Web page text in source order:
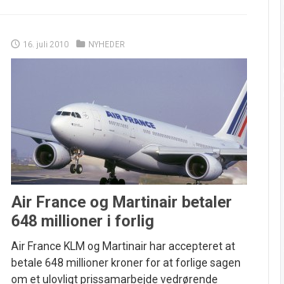
16. juli 2010 NYHEDER
Air France og Martinair betaler
648 millioner i forlig
Air France KLM og Martinair har accepteret at
betale 648 millioner kroner for at forlige sagen
om et ulovligt prissamarbejde vedrørende